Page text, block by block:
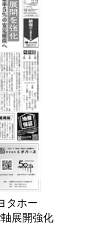
タホー
展開強化